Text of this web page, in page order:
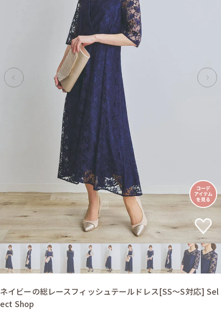
ネイビーの総レースフィッシュテールドレス[SS〜S対応] Sel
ect Shop